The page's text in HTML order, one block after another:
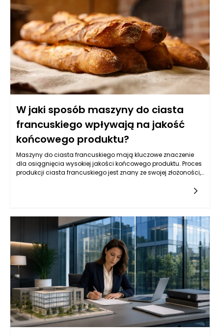
Równocześnie, ważne jest, aby zarządca okazał empatię i
zrozumienie dla lokatora, który może odczuwać stres
związany z daną sytuacją. Takie podejście buduje zaufanie i
pokazuje, że zarządzanie nieruchomościami Poznań nie
polega jedynie na sprawnym administrowaniu, ale także na
tworzeniu relacji z mieszkańcami.
W jaki sposób maszyny do ciasta
francuskiego wpływają na jakość
końcowego produktu?
Maszyny do ciasta francuskiego mają kluczowe znaczenie
dla osiągnięcia wysokiej jakości końcowego produktu. Proces
produkcji ciasta francuskiego jest znany ze swojej złożoności,
masła do ciasta, co jest czasochłonne i wymaga dużych
umiejętności. Wprowadzenie maszyn do ciasta francuskiego
w znaczący sposób ułatwia ten proces. Automatyzacja
produkcji pozwala na uzyskanie równomiernego rozkładu
masła i mąki, co jest kluczowe dla struktury i smaku finalnego
produktu. Dzięki precydyjnym ustawieniom maszyn, możliwe
jest kontrolowanie grubości warstw ciasta, co ma bezpośredni
wpływ na jego lekkość i chrupkość po upieczeniu.